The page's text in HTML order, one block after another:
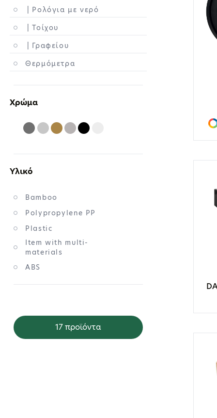
| Ρολόγια με νερό
| Τοίχου
| Γραφείου
Θερμόμετρα
Χρώμα
Υλικό
Bamboo
Polypropylene PP
Plastic
Item with multi-
materials
ABS
17 προϊόντα